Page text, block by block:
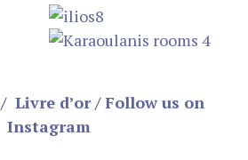
/ Livre d’or/Follow us on
Instagram